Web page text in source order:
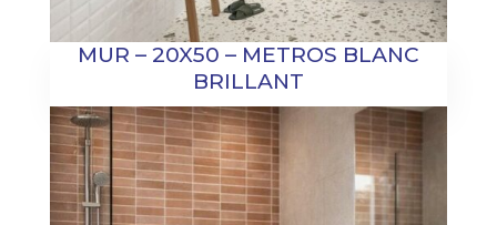
MUR – 20X50 – METROS BLANC
BRILLANT